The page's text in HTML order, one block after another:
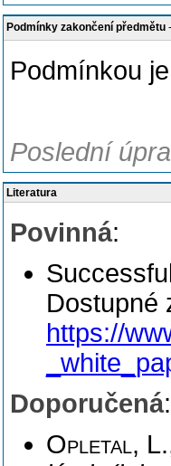
Podmínky zakončení předmětu -
Podmínkou
Poslední
Literatura
Povinná:
Dostupné
https://
Doporučená:
Opletal,